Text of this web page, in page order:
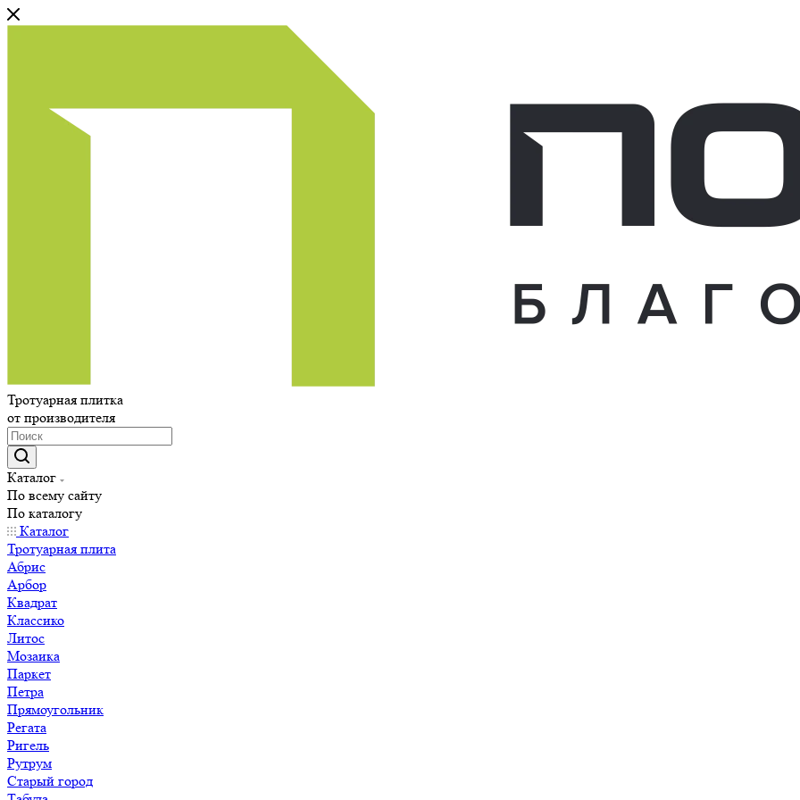
Тротуарная плитка
от производителя
Каталог
По всему сайту
По каталогу
Каталог
Тротуарная плита
Абрис
Арбор
Квадрат
Классико
Литос
Мозаика
Паркет
Петра
Прямоугольник
Регата
Ригель
Рутрум
Старый город